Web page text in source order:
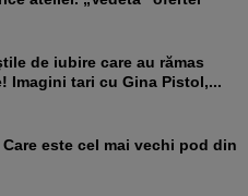
Imagini tari cu Gina Pistol,...